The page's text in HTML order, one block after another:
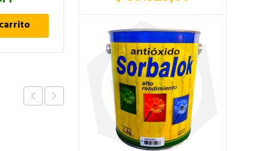
Añadir al carrito
precio
era:
$ 43.693,30.
es:
$ 39.323,00.